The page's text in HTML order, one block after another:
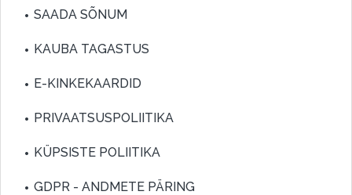
SAADA SÕNUM
KAUBA TAGASTUS
E-KINKEKAARDID
PRIVAATSUSPOLIITIKA
KÜPSISTE POLIITIKA
GDPR - ANDMETE PÄRING